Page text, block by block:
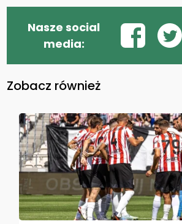
Nasze social
media:
Zobacz również